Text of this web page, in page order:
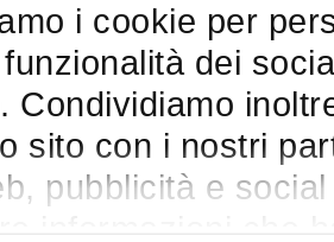
i cookie per
dei
Condividiamo
sito con i nostri
pubblicità e